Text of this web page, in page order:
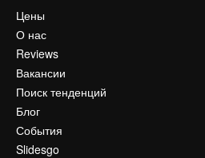
Цены
О нас
Reviews
Вакансии
Поиск тенденций
Блог
События
Slidesgo